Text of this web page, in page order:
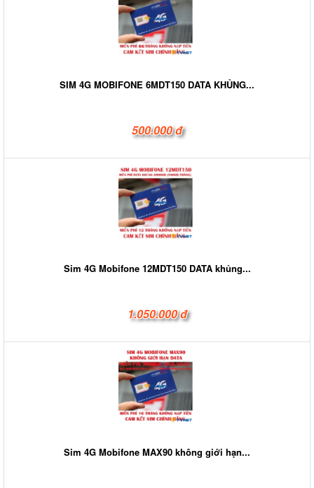
SIM 4G MOBIFONE 6MDT150 DATA KHỦNG...
500.000 đ
Sim 4G Mobifone 12MDT150 DATA khủng...
1.050.000 đ
Sim 4G Mobifone MAX90 không giới hạn...